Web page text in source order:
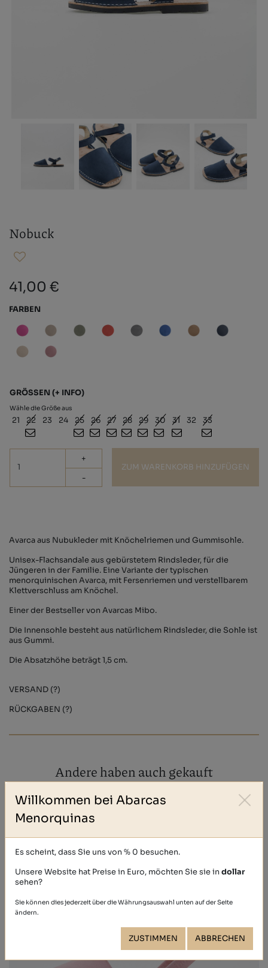
Nobuck
41,00 €
FARBEN
GRÖSSEN (+ INFO)
Wähle die Größe aus
21 22 23 24 25 26 27 28 29 30 31 32 33
+
-
ZUM WARENKORB HINZUFÜGEN
Avarca aus Nubukleder mit Knöchelriemen und Gummisohle.
Unisex-Flachsandale aus gebürstetem Rindsleder, für die
Jüngeren in der Familie. Eine Variante der typischen
menorquinischen Avarca, mit Fersenriemen und verstellbarem
Klettverschluss am Knöchel.
Einer der Bestseller von Avarcas Mibo.
Die Innensohle besteht aus natürlichem Rindsleder, die Sohle ist
aus Gummi.
Die Absatzhöhe beträgt 1,5 cm.
VERSAND (?)
RÜCKGABEN (?)
Andere haben auch gekauft
Willkommen bei Abarcas
Menorquinas
Es scheint, dass Sie uns von % 0 besuchen.
Unsere Website hat Preise in Euro, möchten Sie sie indollar
sehen?
Sie können dies jederzeit über die Währungsauswahl unten auf der Seite
ändern.
ZUSTIMMEN ABBRECHEN